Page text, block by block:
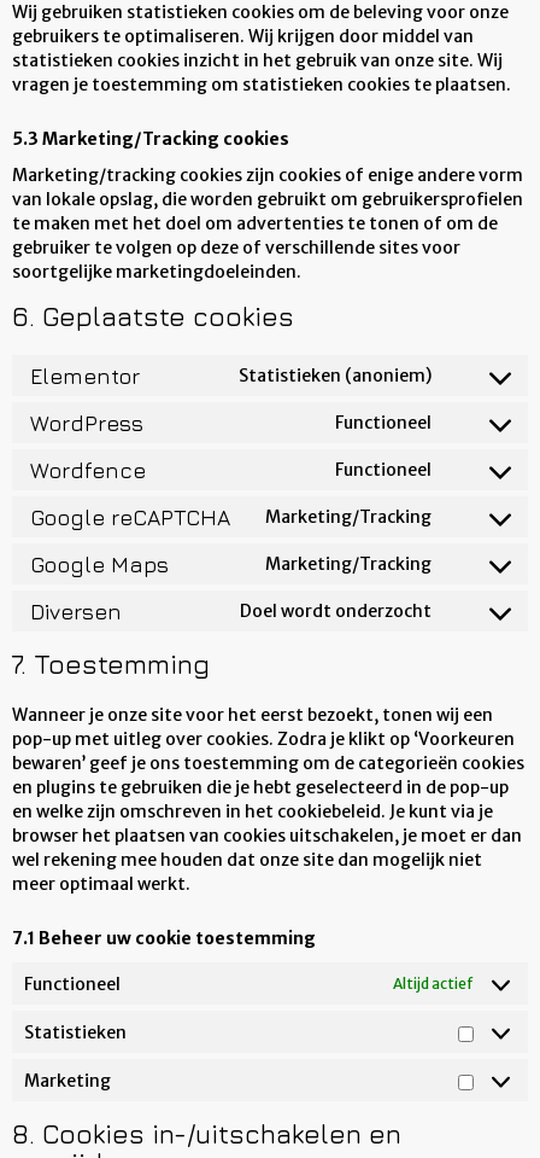
Wij gebruiken statistieken cookies om de beleving voor onze
gebruikers te optimaliseren. Wij krijgen door middel van
statistieken cookies inzicht in het gebruik van onze site. Wij
vragen je toestemming om statistieken cookies te plaatsen.
5.3 Marketing/Tracking cookies
Marketing/tracking cookies zijn cookies of enige andere vorm
van lokale opslag, die worden gebruikt om gebruikersprofielen
te maken met het doel om advertenties te tonen of om de
gebruiker te volgen op deze of verschillende sites voor
soortgelijke marketingdoeleinden.
6. Geplaatste cookies
Elementor Statistieken (anoniem)
WordPress Functioneel
Wordfence Functioneel
Google reCAPTCHA Marketing/Tracking
Google Maps Marketing/Tracking
Diversen Doel wordt onderzocht
7. Toestemming
Wanneer je onze site voor het eerst bezoekt, tonen wij een
pop-up met uitleg over cookies. Zodra je klikt op ‘Voorkeuren
bewaren’ geef je ons toestemming om de categorieën cookies
en plugins te gebruiken die je hebt geselecteerd in de pop-up
en welke zijn omschreven in het cookiebeleid. Je kunt via je
browser het plaatsen van cookies uitschakelen, je moet er dan
wel rekening mee houden dat onze site dan mogelijk niet
meer optimaal werkt.
7.1 Beheer uw cookie toestemming
Functioneel Altijd actief
Statistieken
Marketing
8. Cookies in-/uitschakelen en